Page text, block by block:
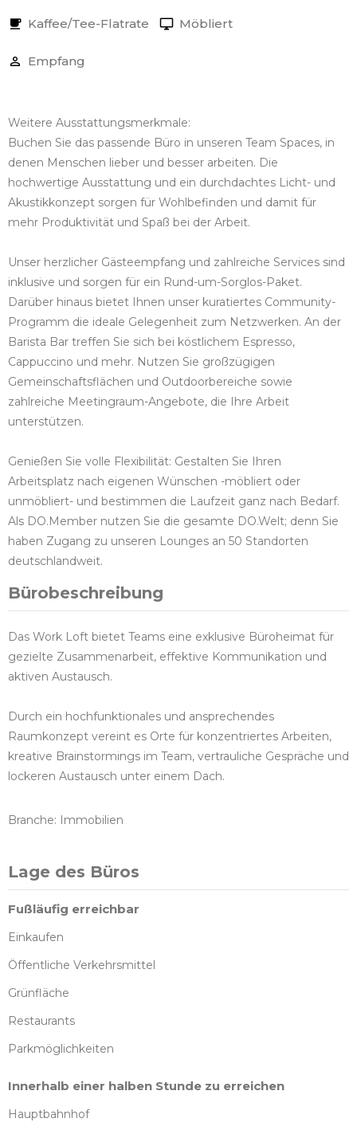
Kaffee/Tee-Flatrate Möbliert
Empfang
Weitere Ausstattungsmerkmale:
Buchen Sie das passende Büro in unseren Team Spaces, in
denen Menschen lieber und besser arbeiten. Die
hochwertige Ausstattung und ein durchdachtes Licht- und
Akustikkonzept sorgen für Wohlbefinden und damit für
mehr Produktivität und Spaß bei der Arbeit.
Unser herzlicher Gästeempfang und zahlreiche Services sind
inklusive und sorgen für ein Rund-um-Sorglos-Paket.
Darüber hinaus bietet Ihnen unser kuratiertes Community-
Programm die ideale Gelegenheit zum Netzwerken. An der
Barista Bar treffen Sie sich bei köstlichem Espresso,
Cappuccino und mehr. Nutzen Sie großzügigen
Gemeinschaftsflächen und Outdoorbereiche sowie
zahlreiche Meetingraum-Angebote, die Ihre Arbeit
unterstützen.
Genießen Sie volle Flexibilität: Gestalten Sie Ihren
Arbeitsplatz nach eigenen Wünschen -möbliert oder
unmöbliert- und bestimmen die Laufzeit ganz nach Bedarf.
Als DO.Member nutzen Sie die gesamte DO.Welt; denn Sie
haben Zugang zu unseren Lounges an 50 Standorten
deutschlandweit.
Bürobeschreibung
Das Work Loft bietet Teams eine exklusive Büroheimat für
gezielte Zusammenarbeit, effektive Kommunikation und
aktiven Austausch.
Durch ein hochfunktionales und ansprechendes
Raumkonzept vereint es Orte für konzentriertes Arbeiten,
kreative Brainstormings im Team, vertrauliche Gespräche und
lockeren Austausch unter einem Dach.
Branche: Immobilien
Lage des Büros
Fußläufig erreichbar
Einkaufen
Öffentliche Verkehrsmittel
Grünfläche
Restaurants
Parkmöglichkeiten
Innerhalb einer halben Stunde zu erreichen
Hauptbahnhof